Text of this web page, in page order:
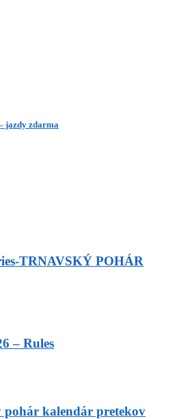
jazdy zdarma
TRNAVSKÝ POHÁR
– Rules
pohár kalendár pretekov